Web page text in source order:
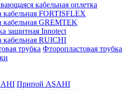
кабельная оплетка
кабельная FORTISFLEX
кабельная GREMTEK
защитная Innotect
кабельная RUICHI
Фторопластовая трубка
Припой ASAHI